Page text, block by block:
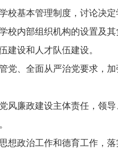
基本管理制度，讨论决定
内部组织机构的设置及其
建设和人才队伍建设。
、全面从严治党要求，加
廉政建设主体责任，领导
政治工作和德育工作，落